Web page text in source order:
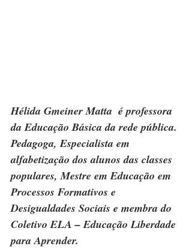
Hélida Gmeiner Matta  é professora
da Educação Básica da rede pública.
Pedagoga, Especialista em
alfabetização dos alunos das classes
populares, Mestre em Educação em
Processos Formativos e
Desigualdades Sociais e membra do
Coletivo ELA – Educação Liberdade
para Aprender.